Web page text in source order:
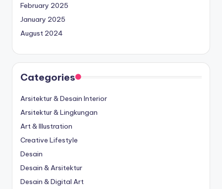
February 2025
January 2025
August 2024
Categories
Arsitektur & Desain Interior
Arsitektur & Lingkungan
Art & Illustration
Creative Lifestyle
Desain
Desain & Arsitektur
Desain & Digital Art